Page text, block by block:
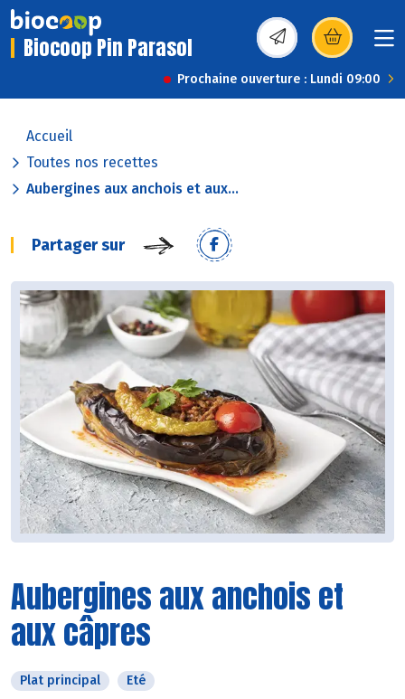
Biocoop Pin Parasol (s’ouvre dans une
Prochaine ouverture : Lundi 09:00
Accueil
Toutes nos recettes
Aubergines aux anchois et aux...
Partager sur
Aubergines aux anchois et
aux câpres
Plat principal Eté